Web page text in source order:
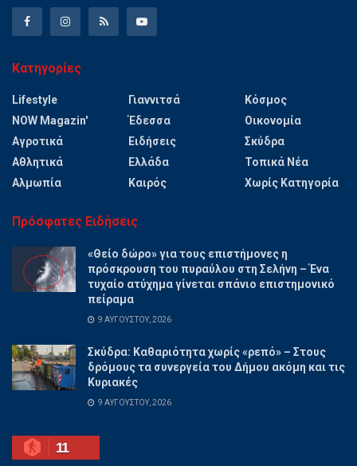
Κατηγορίες
Lifestyle
NOW Magazin'
Αγροτικά
Αθλητικά
Αλμωπία
Γιαννιτσά
Έδεσσα
Ειδήσεις
Ελλάδα
Καιρός
Κόσμος
Οικονομία
Σκύδρα
Τοπικά Νέα
Χωρίς Κατηγορία
Πρόσφατες Ειδήσεις
«Θείο δώρο» για τους επιστήμονες η
πρόσκρουση του πυραύλου στη Σελήνη – Ένα
τυχαίο ατύχημα γίνεται σπάνιο επιστημονικό
πείραμα
9 ΑΥΓΟΎΣΤΟΥ, 2026
Σκύδρα: Καθαριότητα χωρίς «ρεπό» – Στους
δρόμους τα συνεργεία του Δήμου ακόμη και τις
Κυριακές
9 ΑΥΓΟΎΣΤΟΥ, 2026
11